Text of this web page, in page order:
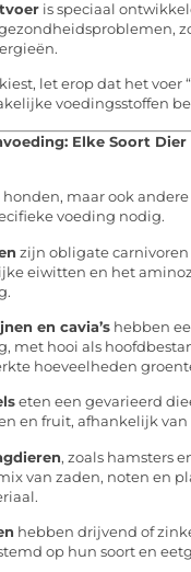
is speciaal
let erop dat het voer
voedingsstoffen
Elke Soort
maar ook
voeding nodig.
zijn obligate
eiwitten en het
en cavia’s hebben
met hooi als
hoeveelheden
eten een gevarieerd
en fruit, afhankelijk van
, zoals hamsters
van zaden, noten en
hebben drijvend of
op hun soort en